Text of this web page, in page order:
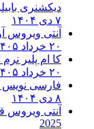
دیکشنری بابیلون NG - فرهنگ لغت کامپیوتر
آنتی ویروس آواست
کا ام پلیر نرم
فارسی نویس
آنتی ویروس قدرتمند